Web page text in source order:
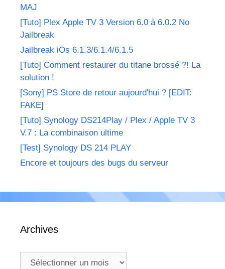
MAJ
[Tuto] Plex Apple TV 3 Version 6.0 à 6.0.2 No
Jailbreak
Jailbreak iOs 6.1.3/6.1.4/6.1.5
[Tuto] Comment restaurer du titane brossé ?! La
solution !
[Sony] PS Store de retour aujourd'hui ? [EDIT:
FAKE]
[Tuto] Synology DS214Play / Plex / Apple TV 3
V.7 : La combinaison ultime
[Test] Synology DS 214 PLAY
Encore et toujours des bugs du serveur
Archives
Archives